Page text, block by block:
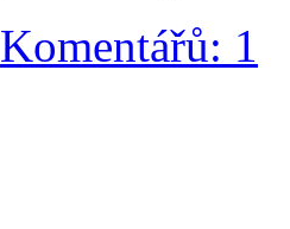
Komentářů: 1